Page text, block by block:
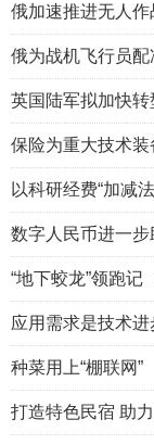
俄加速推进无人作
俄为战机飞行员配
英国陆军拟加快转
保险为重大技术装
以科研经费“加减
数字人民币进一步
“地下蛟龙”领跑记
应用需求是技术进
种菜用上“棚联网”
打造特色民宿 助